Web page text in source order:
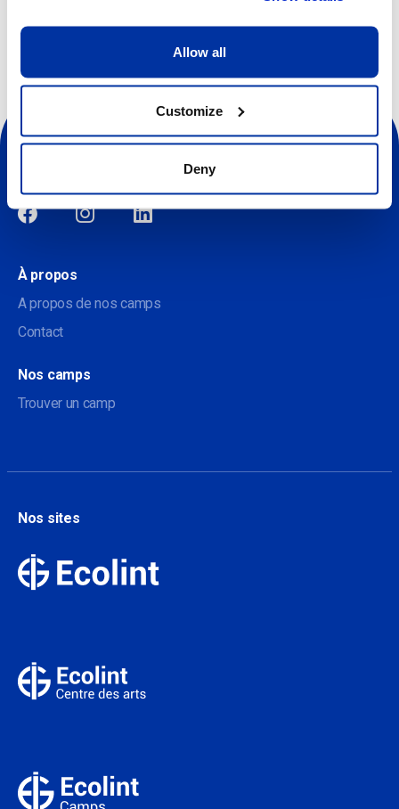
Allow all
Customize
Deny
Sociale
À propos
A propos de nos camps
Contact
Nos camps
Trouver un camp
Nos sites